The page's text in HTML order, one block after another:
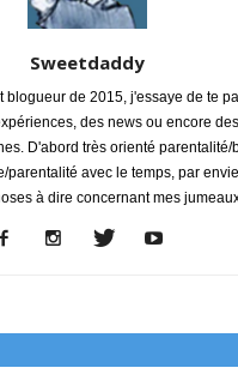
Sweetdaddy
blogueur de 2015, j'essaye de te
des news ou encore
D'abord très orienté parentalité/
parentalité avec le temps, par
à dire concernant mes